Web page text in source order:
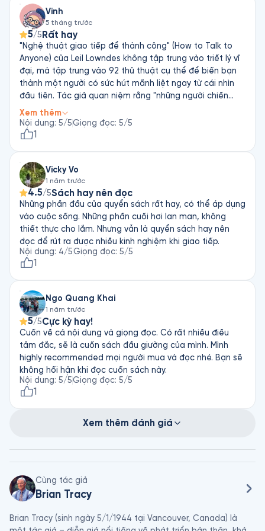
Vinh
5 tháng trước
5/5 Rất hay
"Nghệ thuật giao tiếp để thành công" (How to Talk to
Anyone) của Leil Lowndes không tập trung vào triết lý vĩ
đại, mà tập trung vào 92 thủ thuật cụ thể để biến bạn
thành một người có sức hút mãnh liệt ngay từ cái nhìn
đầu tiên. Tác giả quan niệm rằng "những người chiến
thắng" (Big Winners) có những hành vi cực kỳ tinh tế mà
người thường ít chú ý. Giao tiếp thành công không đến
từ những phép màu, mà đến từ sự quan tâm tỉ mỉ đến
được sự ủng hộ của họ.
Xem thêm
Nội dung: 5/5Giọng đọc: 5/5
1
Vicky Vo
1 năm trước
4.5/5Sách hay nên đọc
Những phần đầu của quyển sách rất hay, có thể áp dụng
vào cuộc sống. Những phần cuối hơi lan man, không
thiết thực cho lắm. Nhưng vẫn là quyển sách hay nên
đọc để rút ra được nhiều kinh nghiệm khi giao tiếp.
Nội dung: 4/5Giọng đọc: 5/5
1
Ngo Quang Khai
1 năm trước
5/5Cực kỳ hay!
Cuốn về cả nội dung và giọng đọc. Có rất nhiều điều
tâm đắc, sẽ là cuốn sách đầu giường của mình. Mình
highly recommended mọi người mua và đọc nhé. Bạn sẽ
không hối hận khi đọc cuốn sách này.
Nội dung: 5/5Giọng đọc: 5/5
1
Xem thêm đánh giá
Cùng tác giả
Brian Tracy
Brian Tracy (sinh ngày 5/1/1944 tại Vancouver, Canada) là